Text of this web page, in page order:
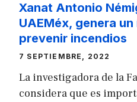
Xanat Antonio
UAEMéx, genera
prevenir incendios
7 SEPTIEMBRE, 2022
La investigadora de la
considera que es